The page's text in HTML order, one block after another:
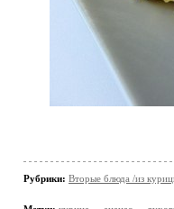
Рубрики: Вторые блюда /из